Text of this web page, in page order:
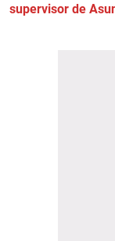
supervisor de